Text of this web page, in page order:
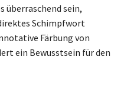
überraschend sein,
Schimpfwort
Färbung von
ein Bewusstsein für den